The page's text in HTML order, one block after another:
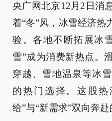
央广网北京12月2日消
着“冬”风，冰雪经济热
验。各地不断拓展冰
雪”成为消费新热点。
穿越、雪地温泉等冰
的热门选择。这股
给”与“新需求”双向奔赴